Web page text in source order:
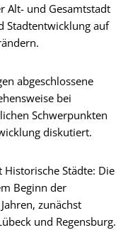
Alt- und Gesamtstadt
Stadtentwicklung auf
abgeschlossene
bei
Schwerpunkten
diskutiert.
Städte: Die
Beginn der
zunächst
und Regensburg.